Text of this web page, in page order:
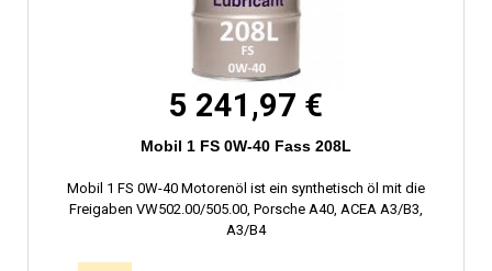
5 241,97 €
Mobil 1 FS 0W-40 Fass 208L
Mobil 1 FS 0W-40 Motorenöl ist ein synthetisch öl mit die
Freigaben VW502.00/505.00, Porsche A40, ACEA A3/B3,
A3/B4